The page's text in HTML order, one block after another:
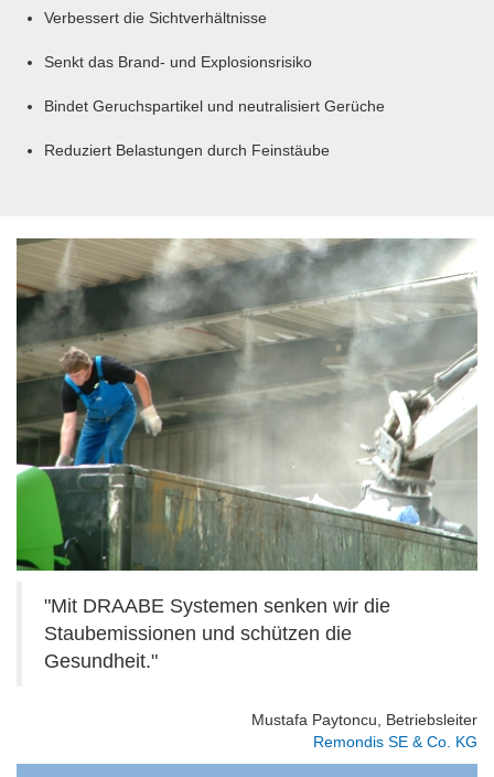
Verbessert die Sichtverhältnisse
Senkt das Brand- und Explosionsrisiko
Bindet Geruchspartikel und neutralisiert Gerüche
Reduziert Belastungen durch Feinstäube
"Mit DRAABE Systemen senken wir die
Staubemissionen und schützen die
Gesundheit."
Mustafa Paytoncu, Betriebsleiter
Remondis SE & Co. KG